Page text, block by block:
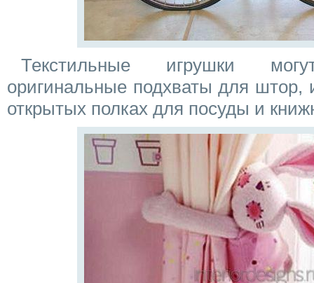
Текстильные игрушки
оригинальные подхваты для штор,
открытых полках для посуды и